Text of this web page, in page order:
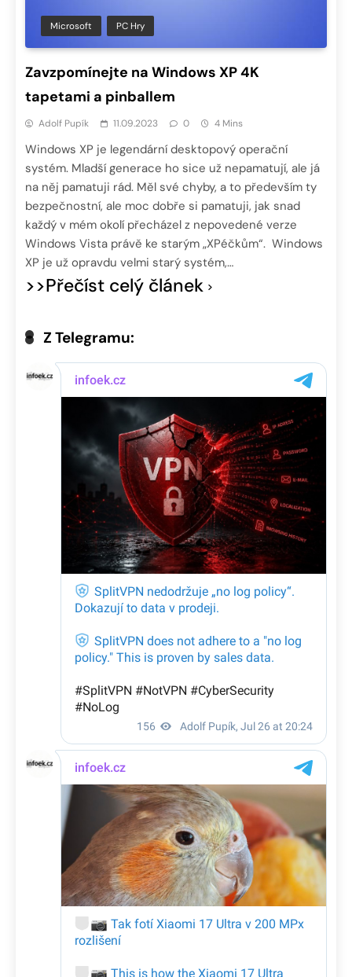
Microsoft PC Hry
Zavzpomínejte na Windows XP 4K
tapetami a pinballem
Adolf Pupík 11.09.2023 0 4 Mins
Windows XP je legendární desktopový operační
systém. Mladší generace ho sice už nepamatují, ale já
na něj pamatuji rád. Měl své chyby, a to především ty
bezpečnostní, ale moc dobře si pamatuji, jak snad
každý v mém okolí přecházel z nepovedené verze
Windows Vista právě ke starým „XPéčkům“. Windows
XP je už opravdu velmi starý systém,…
>>Přečíst celý článek
Z Telegramu: